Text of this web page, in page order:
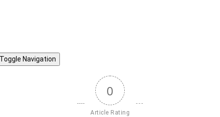
Toggle Navigation
0
Article Rating